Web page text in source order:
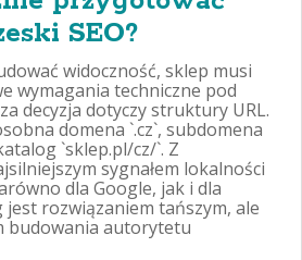
SEO?
widoczność, sklep musi
wymagania techniczne pod
decyzja dotyczy struktury URL.
domena `.cz`, subdomena
`sklep.pl/cz/`. Z
sygnałem lokalności
dla Google, jak i dla
jest rozwiązaniem tańszym, ale
budowania autorytetu